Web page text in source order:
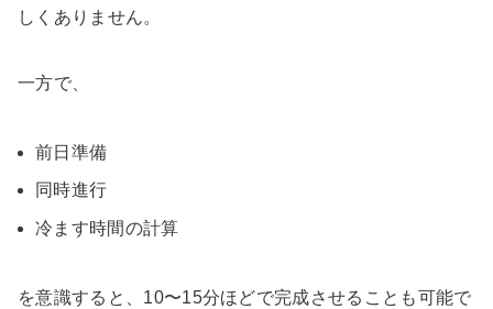
しくありません。
一方で、
前日準備
同時進行
冷ます時間の計算
を意識すると、10〜15分ほどで完成させることも可能で